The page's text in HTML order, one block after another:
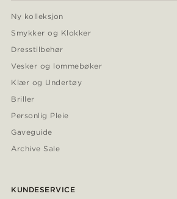
Ny kolleksjon
Smykker og Klokker
Dresstilbehør
Vesker og lommebøker
Klær og Undertøy
Briller
Personlig Pleie
Gaveguide
Archive Sale
KUNDESERVICE